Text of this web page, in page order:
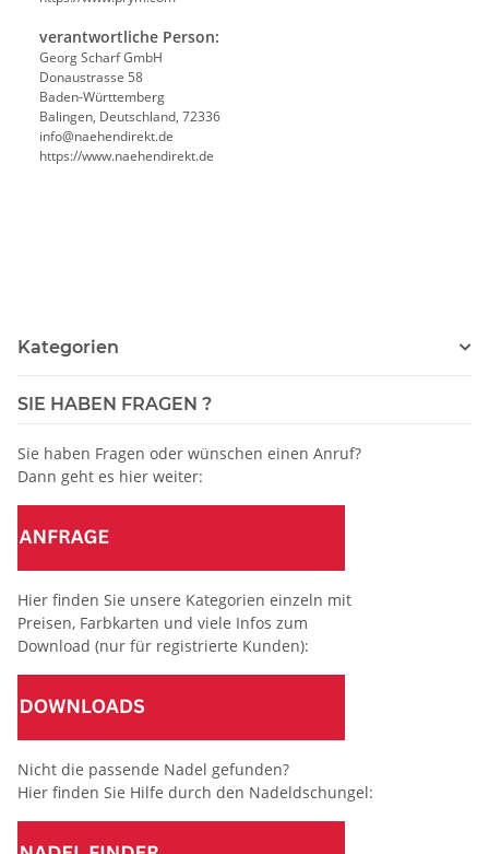
verantwortliche Person:
Georg Scharf GmbH
Donaustrasse 58
Baden-Württemberg
Balingen, Deutschland, 72336
info@naehendirekt.de
https://www.naehendirekt.de
Kategorien
SIE HABEN FRAGEN ?
Sie haben Fragen oder wünschen einen Anruf?
Dann geht es hier weiter:
Hier finden Sie unsere Kategorien einzeln mit
Preisen, Farbkarten und viele Infos zum
Download (nur für registrierte Kunden):
Nicht die passende Nadel gefunden?
Hier finden Sie Hilfe durch den Nadeldschungel: